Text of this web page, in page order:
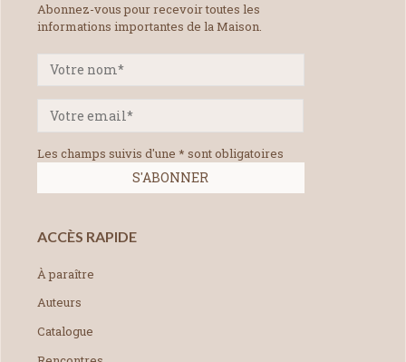
Abonnez-vous pour recevoir toutes les
informations importantes de la Maison.
Les champs suivis d'une * sont obligatoires
ACCÈS RAPIDE
À paraître
Auteurs
Catalogue